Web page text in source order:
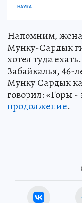
НАУКА
Напомним, жена
Мунку-Сардык
хотел туда
Забайкалья, 46-
Мунку Сардык
говорил: «Горы
продолжение.